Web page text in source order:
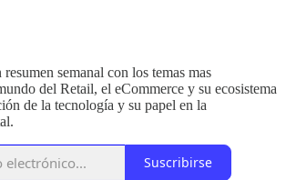
resumen semanal con los temas mas
del Retail, el eCommerce y su ecosistema
de la tecnología y su papel en la
Suscribirse